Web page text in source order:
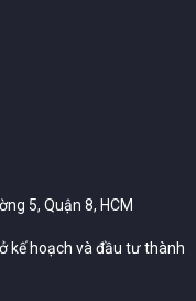
5, Quận 8, HCM
kế hoạch và đầu tư thành